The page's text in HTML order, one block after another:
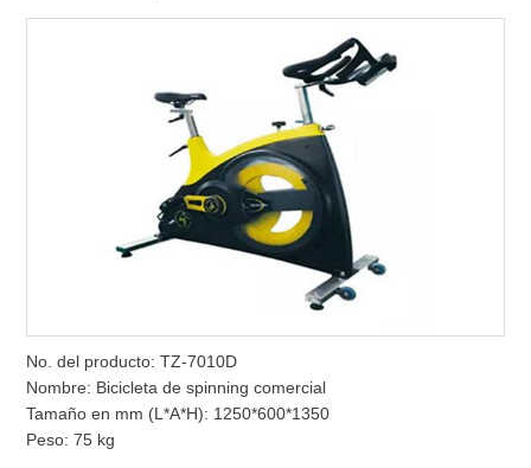
No. del producto: TZ-7010D
Nombre: Bicicleta de spinning comercial
Tamaño en mm (L*A*H): 1250*600*1350
Peso: 75 kg